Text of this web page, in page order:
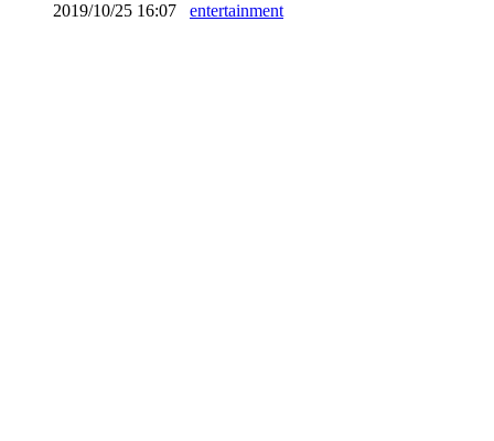
2019/10/25 16:07 entertainment